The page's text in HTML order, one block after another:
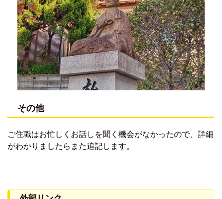
その他
ご住職はお忙しくお話しを聞く機会がなかったので、詳細
がわかりましたらまた追記します。